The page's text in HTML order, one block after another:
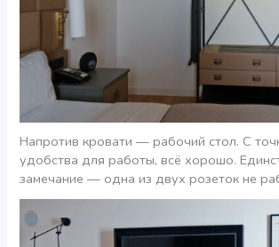
Напротив кровати — рабочий стол. С
удобства для работы, всё хорошо.
замечание — одна из двух розеток не